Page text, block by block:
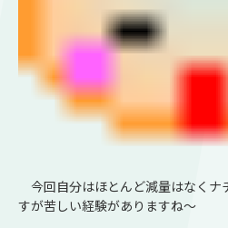
今回自分はほとんど減量はなくナ
すが苦しい経験がありますね～